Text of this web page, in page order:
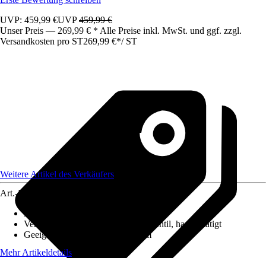
UVP: 459,99 €UVP459,99 €
Unser Preis — 269,99 € * Alle Preise inkl. MwSt. und ggf. zzgl.
Versandkosten pro ST269,99 €*/ ST
Weitere Artikel des Verkäufers
Art.-Nr.
Ausführung
Ventilausstattung
3 ½" Körbchenventil, handbetätigt
Geeignet für
Unterschrank 80 cm
Mehr Artikeldetails